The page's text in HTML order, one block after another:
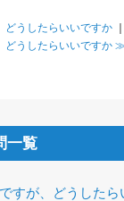
うしたらいいですか｜
どうしたらいいですか ≫
一覧
すが、どうしたら